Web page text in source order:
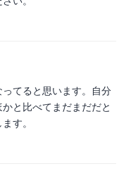
てると思います。自分
と比べてまだまだだと
す。